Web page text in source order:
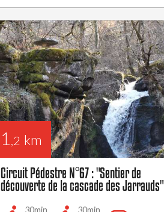
1 ,2 km
Circuit Pédestre N°67 : "Sentier de
découverte de la cascade des Jarrauds"
30min
30min